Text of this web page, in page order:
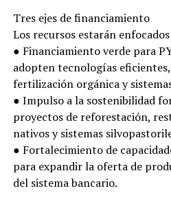
Tres ejes de financiamiento
Los recursos estarán
● Financiamiento verde para
adopten tecnologías
fertilización orgánica y
● Impulso a la sostenibilidad
proyectos de reforestación,
nativos y sistemas
● Fortalecimiento de
para expandir la oferta de
del sistema bancario.